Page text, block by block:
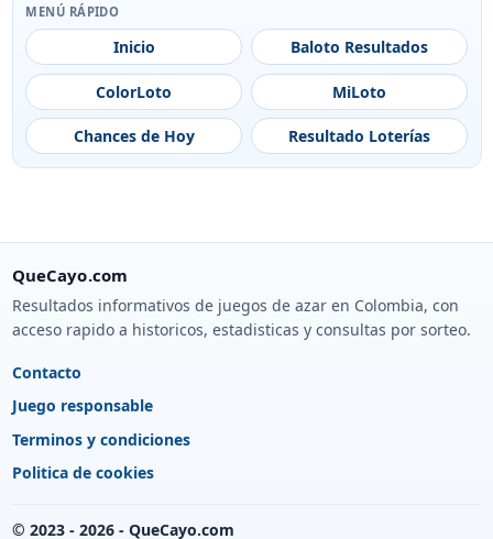
MENÚ RÁPIDO
Inicio Baloto Resultados
ColorLoto MiLoto
Chances de Hoy Resultado Loterías
QueCayo.com
Resultados informativos de juegos de azar en Colombia, con
acceso rapido a historicos, estadisticas y consultas por sorteo.
Contacto
Juego responsable
Terminos y condiciones
Politica de cookies
© 2023 - 2026 - QueCayo.com